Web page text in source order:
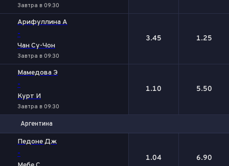
Завтра в 09:30
Арифуллина А
-
Чан Су-Чон
Завтра в 09:30
3.45 1.25
Мамедова Э
-
Курт И
Завтра в 09:30
1.10 5.50
Аргентина
Педоне Дж
- 1.04 6.90